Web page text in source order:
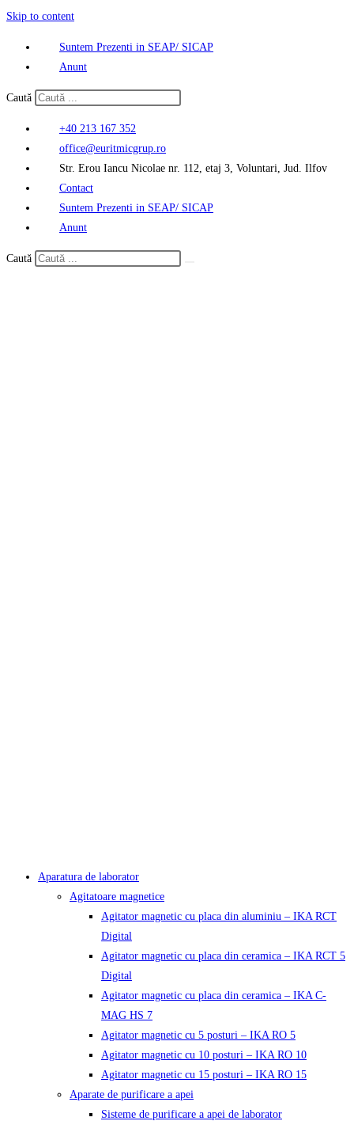
Skip to content
Suntem Prezenti in SEAP/ SICAP
Anunt
Caută
+40 213 167 352
office@euritmicgrup.ro
Str. Erou Iancu Nicolae nr. 112, etaj 3, Voluntari, Jud. Ilfov
Contact
Suntem Prezenti in SEAP/ SICAP
Anunt
Caută
Aparatura de laborator
Agitatoare magnetice
Agitator magnetic cu placa din aluminiu – IKA RCT
Digital
Agitator magnetic cu placa din ceramica – IKA RCT 5
Digital
Agitator magnetic cu placa din ceramica – IKA C-
MAG HS 7
Agitator magnetic cu 5 posturi – IKA RO 5
Agitator magnetic cu 10 posturi – IKA RO 10
Agitator magnetic cu 15 posturi – IKA RO 15
Aparate de purificare a apei
Sisteme de purificare a apei de laborator